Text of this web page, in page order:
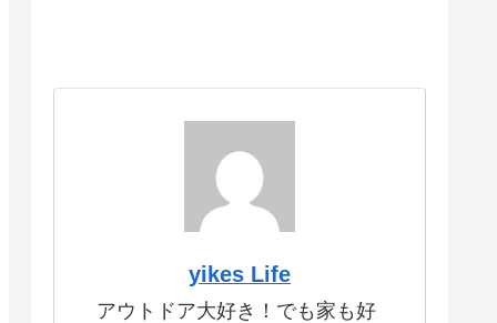
yikes Life
アウトドア大好き！でも家も好